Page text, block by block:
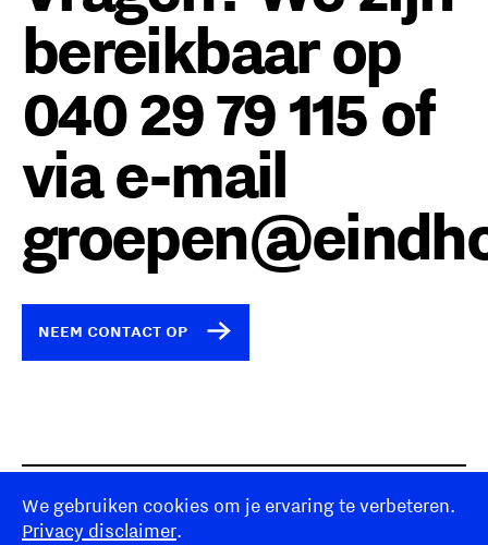
bereikbaar op
040 29 79 115 of
via e-mail
NEEM CONTACT OP
Disclaimer
Eindhoven365
We gebruiken cookies om je ervaring te verbeteren.
Privacy disclaimer.